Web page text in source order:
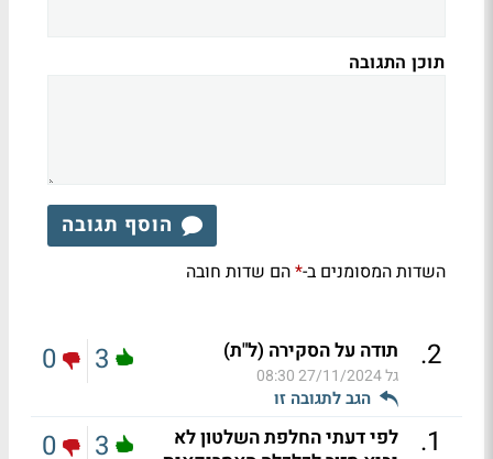
תוכן התגובה
הוסף תגובה
השדות המסומנים ב-*הם שדות חובה
2
. תודה על הסקירה (ל"ת)
גל27/11/2024 08:30
הגב לתגובה זו
3
0
1
.
לפי דעתי החלפת השלטון לא
3
0